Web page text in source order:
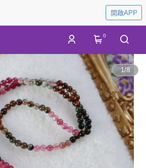
開啟APP
0
1/8